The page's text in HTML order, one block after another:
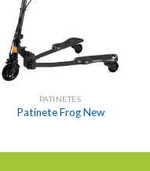
PATINETES
Patinete Frog New